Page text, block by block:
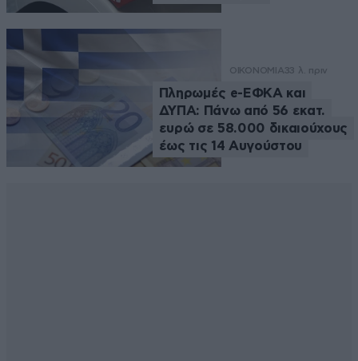
ΟΙΚΟΝΟΜΙΑ33 λ. πριν
Πληρωμές e-ΕΦΚΑ και
ΔΥΠΑ: Πάνω από 56 εκατ.
ευρώ σε 58.000 δικαιούχους
έως τις 14 Αυγούστου